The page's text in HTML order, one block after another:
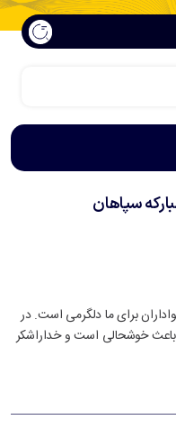
سپاهان
برای ما دلگرمی است. در
باعث خوشحالی است و خداراشکر